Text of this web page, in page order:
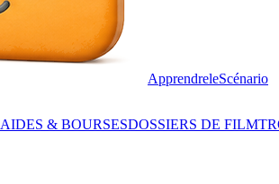
ApprendreleScénario
AIDES & BOURSESDOSSIERS DE FILM